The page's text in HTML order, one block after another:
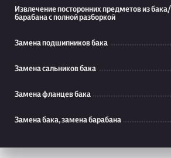
Извлечение посторонних предметов из бака/
барабана с полной разборкой
Замена подшипников бака
Замена сальников бака
Замена фланцев бака
Замена бака, замена барабана